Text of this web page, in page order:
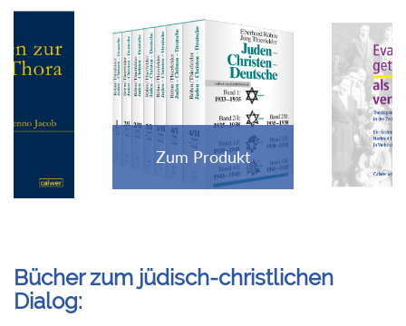
Bücher zum jüdisch-christlichen
Dialog: